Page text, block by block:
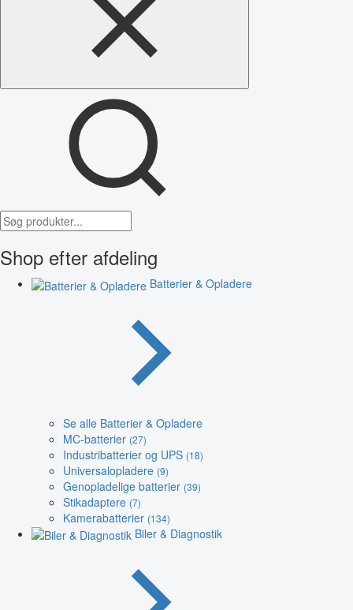
Shop efter afdeling
Batterier & Opladere
Se alle Batterier & Opladere
MC-batterier (27)
Industribatterier og UPS (18)
Universalopladere (9)
Genopladelige batterier (39)
Stikadaptere (7)
Kamerabatterier (134)
Biler & Diagnostik